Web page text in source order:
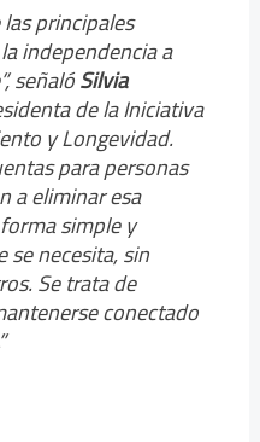
principales
independencia a
señalóSilvia
de la Iniciativa
y Longevidad.
para personas
a eliminar esa
simple y
se necesita, sin
Se trata de
conectado